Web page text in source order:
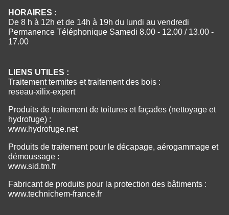
HORAIRES :
De 8 h à 12h et de 14h à 19h du lundi au vendredi
Permanence Téléphonique Samedi 8.00 - 12.00 / 13.00 -
17.00
LIENS UTILES :
Traitement termites et traitement des bois :
reseau-xilix-expert
Produits de traitement de toitures et façades (nettoyage et
hydrofuge) :
www.hydrofuge.net
Produits de traitement pour le décapage, aérogammage et
démoussage :
www.sid.tm.fr
Fabricant de produits pour la protection des bâtiments :
www.technichem-france.fr